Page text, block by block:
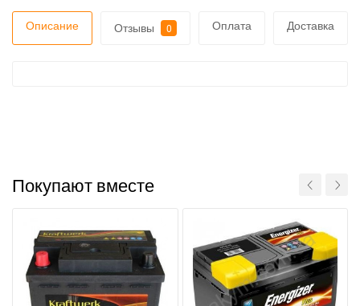
Описание Отзывы 0 Оплата Доставка
Покупают вместе